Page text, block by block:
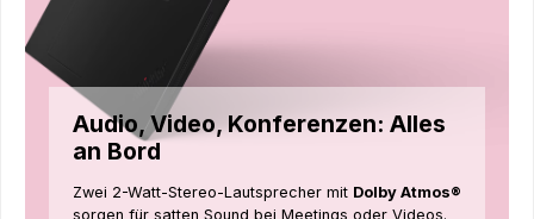
Audio, Video, Konferenzen: Alles
an Bord
Zwei 2-Watt-Stereo-Lautsprecher mit Dolby Atmos®
sorgen für satten Sound bei Meetings oder Videos.